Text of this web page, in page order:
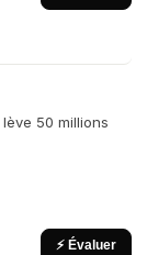
50 millions
⚡ Évaluer